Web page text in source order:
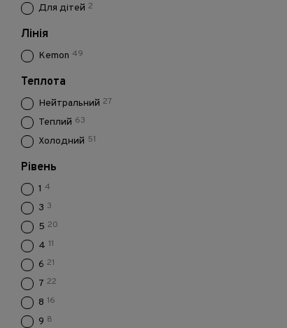
Для дітей 2
Лінія
Kemon 49
Теплота
Нейтральний 27
Теплий 63
Холодний 51
Рівень
1 4
3 3
5 20
4 11
6 21
7 22
8 16
9 8